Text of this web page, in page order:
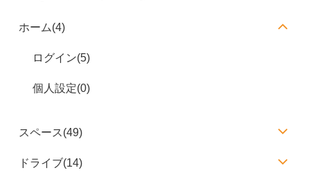
ホーム(4)
ログイン(5)
個人設定(0)
スペース(49)
ドライブ(14)